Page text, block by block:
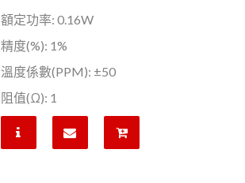
額定功率: 0.16W
精度(%): 1%
溫度係數(PPM): ±50
阻值(Ω): 1